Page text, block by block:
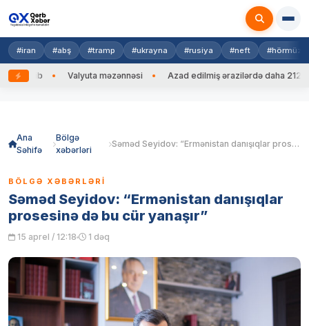
#iran #abş #tramp #ukrayna #rusiya #neft #hörmüz
edib Valyuta məzənnəsi Azad edilmiş ərazilərdə daha 212 mina,
Ana
Səhifə
Bölgə
xəbərləri
Səməd Seyidov: “Ermənistan danışıqlar prosesinə də bu cür yanaşır”
BÖLGƏ XƏBƏRLƏRI
Səməd Seyidov: “Ermənistan danışıqlar
prosesinə də bu cür yanaşır”
15 aprel / 12:18 1 dəq